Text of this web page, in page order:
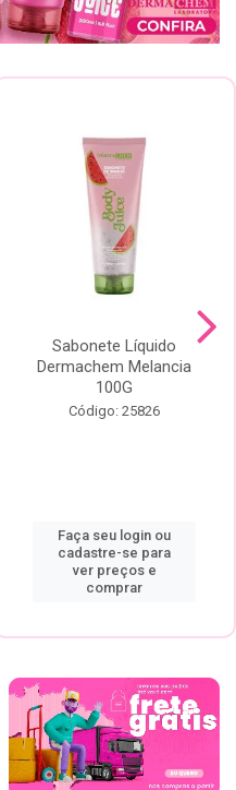
Sabonete Líquido
Dermachem Melancia
100G
Código: 25826
Faça seu login ou
cadastre-se para
ver preços e
comprar